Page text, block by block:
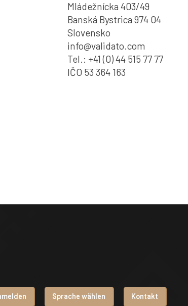
Mládežnícka 403/49
Banská Bystrica 974 04
Slovensko
info@validato.com
Tel.: +41 (0) 44 515 77 77
IČO 53 364 163
Sprache wählen Kontakt